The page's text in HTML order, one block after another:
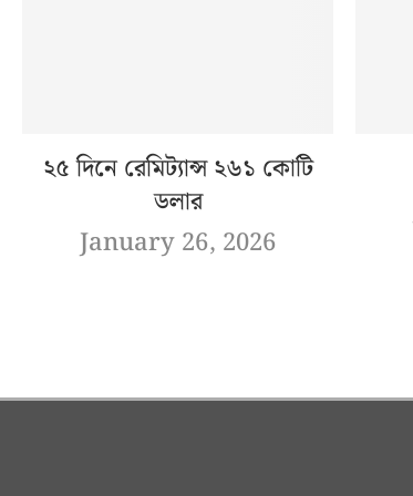
২৫ দিনে রেমিট্যান্স ২৬১ কোটি
ডলার
January 26, 2026